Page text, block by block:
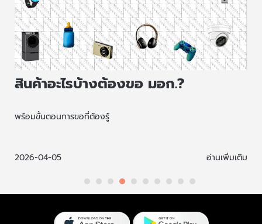
สินค้าอะไรบ้างต้องขอ มอก.?
พร้อมขั้นตอนการขอที่ต้องรู้
2026-04-05 อ่านเพิ่มเติม